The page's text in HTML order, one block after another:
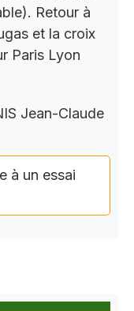
Retour à
et la croix
Paris Lyon
Jean-Claude
à un essai